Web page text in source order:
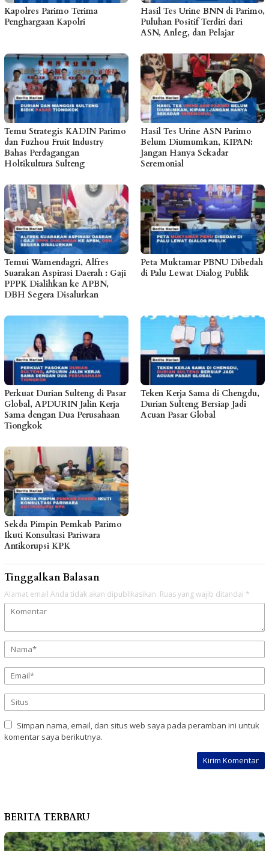
Kapolres Parimo Terima
Penghargaan Kapolri
Hasil Tes Urine BNN di Parimo,
Puluhan Positif Terdiri dari
ASN, Anleg, dan Pelajar
Temu Strategis KADIN Parimo
dan Fuzhou Fruit Industry
Bahas Perdagangan
Holtikultura Sulteng
Hasil Tes Urine ASN Parimo
Belum Diumumkan, KIPAN:
Jangan Hanya Sekadar
Seremonial
Temui Wamendagri, Alfres
Suarakan Aspirasi Daerah : Gaji
PPPK Dialihkan ke APBN,
DBH Segera Disalurkan
Peta Muktamar PBNU Dibedah
di Palu Lewat Dialog Publik
Perkuat Durian Sulteng di Pasar
Global, APDURIN Jalin Kerja
Sama dengan Dua Perusahaan
Tiongkok
Teken Kerja Sama di Chengdu,
Durian Sulteng Bersiap Jadi
Acuan Pasar Global
Sekda Pimpin Pemkab Parimo
Ikuti Konsultasi Pariwara
Antikorupsi KPK
Tinggalkan Balasan
Alamat email Anda tidak akan dipublikasikan. Ruas yang wajib ditandai *
Simpan nama, email, dan situs web saya pada peramban ini untuk
komentar saya berikutnya.
BERITA TERBARU